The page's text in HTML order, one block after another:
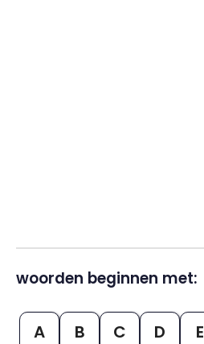
woorden beginnen met:
A B C D E